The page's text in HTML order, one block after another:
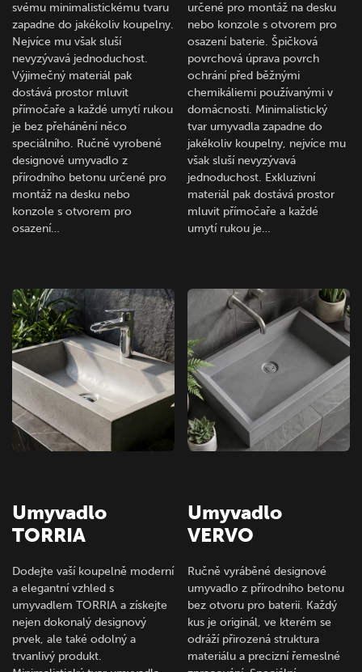
svému minimalistickému tvaru
zapadne do jakékoliv koupelny.
Nejvíce mu však sluší
nevyzývavá jednoduchost.
Výjimečný materiál pak
dostává prostor mluvit
přímočaře a každé umytí rukou
je bez přehánění něco
speciálního. Ručně vyrobené
designové umyvadlo z
přírodního betonu určené pro
montáž na desku nebo
konzole s otvorem pro
osazení…
určené pro montáž na desku
nebo konzole s otvorem pro
osazení baterie. Špičková
povrchová úprava povrch
ochrání před běžnými
chemikáliemi používanými v
domácnosti. Minimalistický
tvar umyvadla zapadne do
jakékoliv koupelny, nejvíce mu
však sluší nevyzývavá
jednoduchost. Exkluzivní
materiál pak dostává prostor
mluvit přímočaře a každé
umytí rukou je…
Umyvadlo
TORRIA
Dodejte vaší koupelně moderní
a elegantní vzhled s
umyvadlem TORRIA a získejte
nejen dokonalý designový
prvek, ale také odolný a
trvanlivý produkt.
Umyvadlo
VERVO
Ručně vyráběné designové
umyvadlo z přírodního betonu
bez otvoru pro baterii. Každý
kus je originál, ve kterém se
odráží přirozená struktura
materiálu a precizní řemeslné